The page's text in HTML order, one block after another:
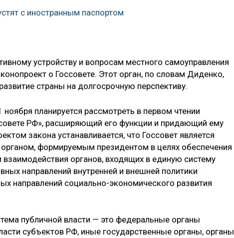
с иностранным паспортом
устройству и вопросам местного самоуправления
о Госсовете. Этот орган, по словам Диденко,
страны на долгосрочную перспективу.
планируется рассмотреть в первом чтении
РФ», расширяющий его функции и придающий ему
закона устанавливается, что Госсовет является
формируемым президентом в целях обеспечения
органов, входящих в единую систему
направлений внутренней и внешней политики
направлений социально-экономического развития
публичной власти — это федеральные органы
субъектов РФ, иные государственные органы, органы